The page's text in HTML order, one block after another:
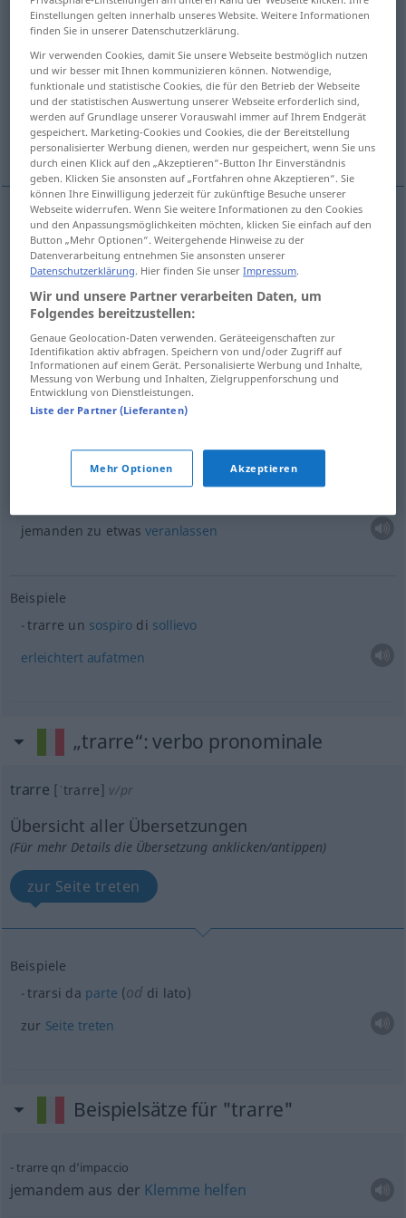
Übersicht aller Übersetzungen
(Für mehr Details die Übersetzung anklicken/antippen)
ziehen entnehmen
bringen, führen Weitere Beispiele...
ziehen trarre
bringen,führen trarre condurre
jemanden zu etwas veranlassen
Beispiele
trarre un sospiro di sollievo
erleichtert aufatmen
„trarre“: verbo pronominale
trarre [ˈtrarre] v/pr
Übersicht aller Übersetzungen
(Für mehr Details die Übersetzung anklicken/antippen)
zur Seite treten
Beispiele
trarsi da parte (od di lato)
zur Seite treten
Beispielsätze für "trarre"
trarre qn d’impaccio
jemandem aus der Klemme helfen
Einstellungen gelten innerhalb unseres Website. Weitere Informationen
finden Sie in unserer Datenschutzerklärung.
Wir verwenden Cookies, damit Sie unsere Webseite bestmöglich nutzen
und wir besser mit Ihnen kommunizieren können. Notwendige,
funktionale und statistische Cookies, die für den Betrieb der Webseite
und der statistischen Auswertung unserer Webseite erforderlich sind,
werden auf Grundlage unserer Vorauswahl immer auf Ihrem Endgerät
gespeichert. Marketing-Cookies und Cookies, die der Bereitstellung
personalisierter Werbung dienen, werden nur gespeichert, wenn Sie uns
durch einen Klick auf den „Akzeptieren“-Button Ihr Einverständnis
geben. Klicken Sie ansonsten auf „Fortfahren ohne Akzeptieren“. Sie
können Ihre Einwilligung jederzeit für zukünftige Besuche unserer
Webseite widerrufen. Wenn Sie weitere Informationen zu den Cookies
und den Anpassungsmöglichkeiten möchten, klicken Sie einfach auf den
Button „Mehr Optionen“. Weitergehende Hinweise zu der
Datenverarbeitung entnehmen Sie ansonsten unserer
Datenschutzerklärung. Hier finden Sie unserImpressum.
Wir und unsere Partner verarbeiten Daten, um
Folgendes bereitzustellen:
Genaue Geolocation-Daten verwenden. Geräteeigenschaften zur
Identifikation aktiv abfragen. Speichern von und/oder Zugriff auf
Informationen auf einem Gerät. Personalisierte Werbung und Inhalte,
Messung von Werbung und Inhalten, Zielgruppenforschung und
Entwicklung von Dienstleistungen.
Liste der Partner (Lieferanten)
Mehr Optionen Akzeptieren